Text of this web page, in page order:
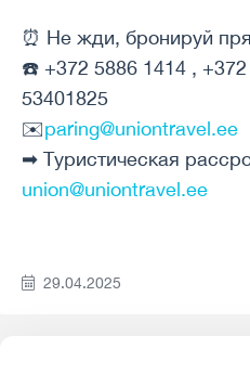
⏰ Не жди, бронируй
☎️ +372 5886 1414 ,
53401825
✉️paring@uniontravel.ee
➡ Туристическая
union@uniontravel.ee
29.04.2025